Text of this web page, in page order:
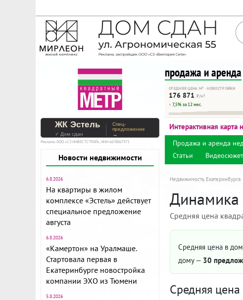
На Метре реклама - только
Помогайте независимому
продажа и аренда
СРЕДНЯЯ ЦЕНА М² · НОВОСТРОЙКИ
176 871 ₽/м²
↑ 7,5% за 12 мес.
ЖК Эстель
✓ Дом сдан
Спец-
предложение
→
Реклама. ООО «СЗ ИНВЕСТСТРОЙ», ИНН 6678067973
Новости недвижимости
6.8.2026
На квартиры в жилом
комплексе «Эстель» действует
специальное предложение
августа
6.8.2026
«Камертон» на Уралмаше.
Стартовала первая в
Екатеринбурге новостройка
компании ЭХО из Тюмени
5.8.2026
Интерактивная карта
Продажа и аренда
Статьи
Недвижимость Екатеринбурга
Динамика
Средняя цена
Средняя цена в
дому — 30
Средняя